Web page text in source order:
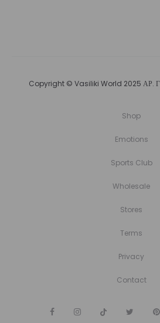
Copyright © Vasiliki World 2025 ΑΡ.
Shop
Emotions
Sports Club
Wholesale
Stores
Terms
Privacy
Contact
I